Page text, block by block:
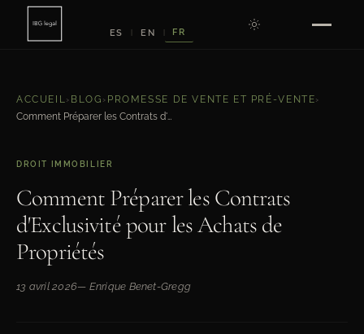
ES EN FR
ACCUEIL› BLOG › PROMESSE DE VENTE ET PRÉ-VENTE›
Comment Préparer les Contrats d'Exclusivité pour les Achats de Propriétés
DROIT IMMOBILIER
Comment Préparer les Contrats
d'Exclusivité pour les Achats de
Propriétés
13 avril 2026— Enrique Benet-Gregg